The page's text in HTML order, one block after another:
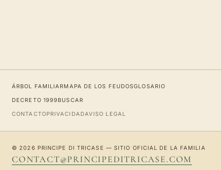
ÁRBOL FAMILIARMAPA DE LOS FEUDOSGLOSARIO
DECRETO 1999BUSCAR
CONTACTOPRIVACIDADAVISO LEGAL
© 2026 PRINCIPE DI TRICASE — SITIO OFICIAL DE LA FAMILIA
CONTACT@PRINCIPEDITRICASE.COM